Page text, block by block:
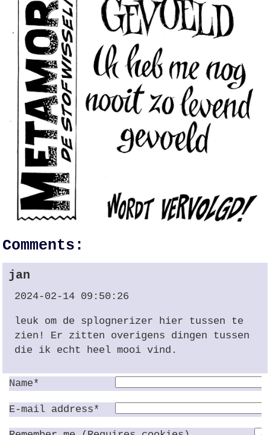
Comments:
jan
2024-02-14 09:50:26
leuk om de splognerizer hier tussen te
zien! Er zitten overigens dingen tussen
die ik echt heel mooi vind.
Name*
E-mail address*